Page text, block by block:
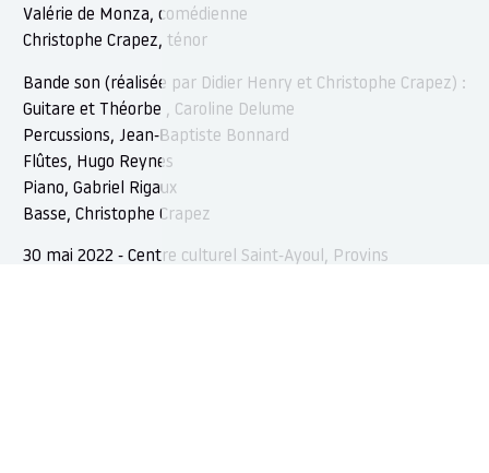
Valérie de Monza, comédienne
Christophe Crapez, ténor
Bande son (réalisée par Didier Henry et Christophe Crapez) :
Guitare et Théorbe , Caroline Delume
Percussions, Jean-Baptiste Bonnard
Flûtes, Hugo Reynes
Piano, Gabriel Rigaux
Basse, Christophe Crapez
30 mai 2022 - Centre culturel Saint-Ayoul, Provins